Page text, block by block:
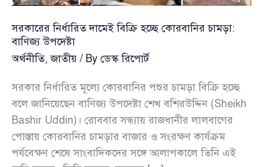
সরকারের নির্ধারিত দামেই বিক্রি হচ্ছে কোরবানির চামড়া:
বাণিজ্য উপদেষ্টা
অর্থনীতি,জাতীয় / By ডেস্ক রিপোর্ট
সরকার নির্ধারিত মূল্যে কোরবানির পশুর চামড়া বিক্রি হচ্ছে
বলে জানিয়েছেন বাণিজ্য উপদেষ্টা শেখ বশিরউদ্দিন (Sheikh
Bashir Uddin)। রোববার সন্ধ্যায় রাজধানীর লালবাগের
পোস্তায় কোরবানির চামড়ার বাজার ও সংরক্ষণ কার্যক্রম
পর্যবেক্ষণ শেষে সাংবাদিকদের সঙ্গে আলাপকালে তিনি এই